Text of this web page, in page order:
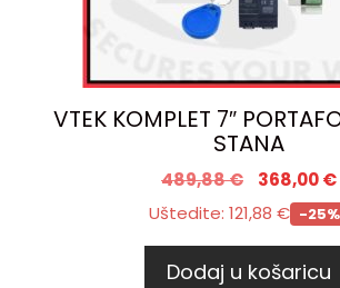
VTEK KOMPLET 7″
STANA
489,88€ 368,00€
Uštedite: 121,88 € -25%
Dodaj u košaricu